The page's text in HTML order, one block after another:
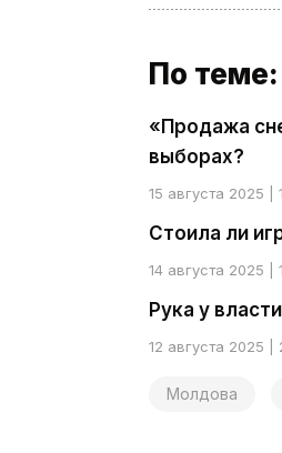
По теме:
«Продажа
выборах?
15 августа 2025 |
Стоила ли
14 августа 2025 |
Рука у
12 августа 2025 |
Молдова